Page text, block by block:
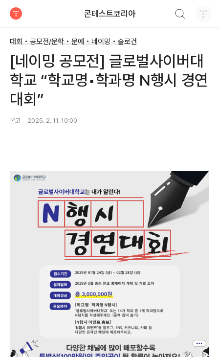
콘테스트코리아
대회 • 공모전/문학 • 문예 • 네이밍 • 슬로건
[네이밍 공모전] 글로벌사이버대
학교 “학교명•학과명 N행시 경연
대회”
콘코 2025. 2. 11. 10:00